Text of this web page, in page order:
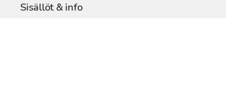
Sisällöt & info